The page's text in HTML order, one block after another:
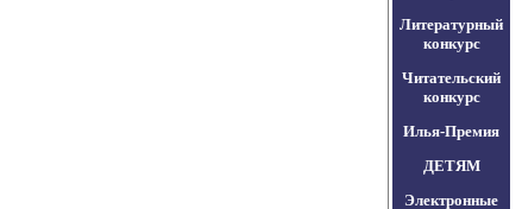
Литературный
конкурс
Читательский
конкурс
Илья-Премия
ДЕТЯМ
Электронные